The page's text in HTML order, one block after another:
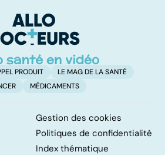
surveillance
PRODUIT
LE MAG DE LA SANTÉ
MÉDICAMENTS
Gestion des cookies
Politiques de confidentialité
Index thématique